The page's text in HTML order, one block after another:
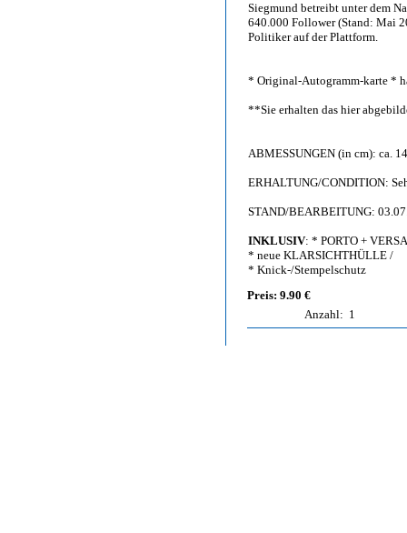
Siegmund betreibt unter dem
640.000 Follower (Stand: Mai
Politiker auf der Plattform.
* Original-Autogramm-karte *
**Sie erhalten das hier
ABMESSUNGEN (in cm): ca.
ERHALTUNG/CONDITION:
STAND/BEARBEITUNG:
INKLUSIV: * PORTO +
* neue KLARSICHTHÜLLE /
* Knick-/Stempelschutz
Preis: 9.90 €
Anzahl: 1